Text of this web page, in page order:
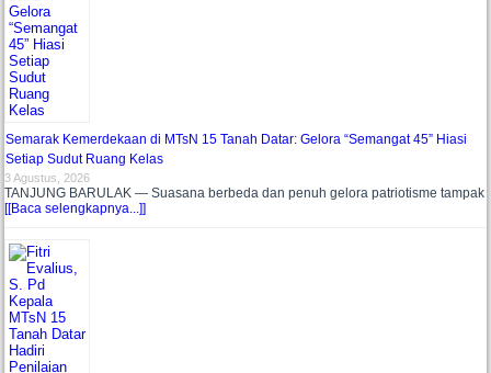
Semarak Kemerdekaan di MTsN 15 Tanah Datar: Gelora “Semangat 45” Hiasi
Setiap Sudut Ruang Kelas
3 Agustus, 2026
TANJUNG BARULAK — Suasana berbeda dan penuh gelora patriotisme tampak
[[Baca selengkapnya...]]